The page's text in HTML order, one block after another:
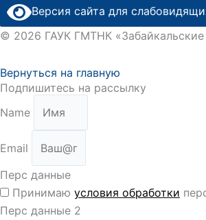
Версия сайта для
© 2026 ГАУК ГМТНК «Забайкальские
Вернуться на главную
Подпишитесь на рассылку
Name
Email
Перс данные
Принимаю условия обработки
Перс данные 2